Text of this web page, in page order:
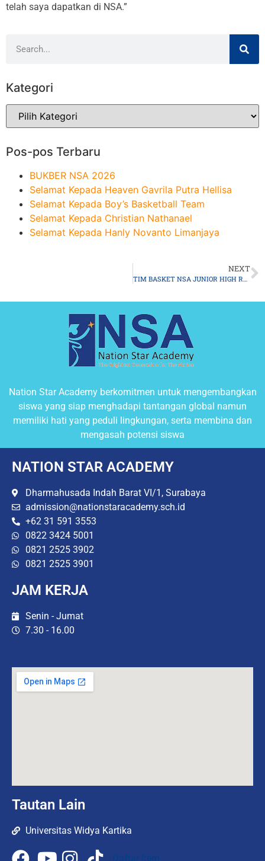
telah saya dapatkan di NSA.”
Kategori
Pos-pos Terbaru
BUKBER NSA 2026
Selamat Kepada Heaven Gavrila Putra Hellisa
Selamat Kepada Boy’s Basketball Team
Selamat Kepada Christian Nathanael
Selamat Kepada Hanly Novanto Limanjaya
NEXT
TIM BASKET NSA JUNIOR HIGH REBUT KEJUARAAN DI WALIKOTA CUP 2022
Nation Star Academy berkomitmen untuk mengembangkan
siswa yang siap menghadapi tantangan global namun
memiliki hati yang peduli lingkungan, serta membina dan
mengasah potensi siswa
NATION STAR ACADEMY
Dharmahusada Indah Barat VI/1, Surabaya
admission@nationstaracademy.sch.id
+62 31 591 3553
0822 3424 5001
0821 2525 3902
0821 2525 3901
JAM KERJA
Senin - Jumat
7.30 - 16.00
Tautan Lain
Universitas Widya Kartika
Daftar Item